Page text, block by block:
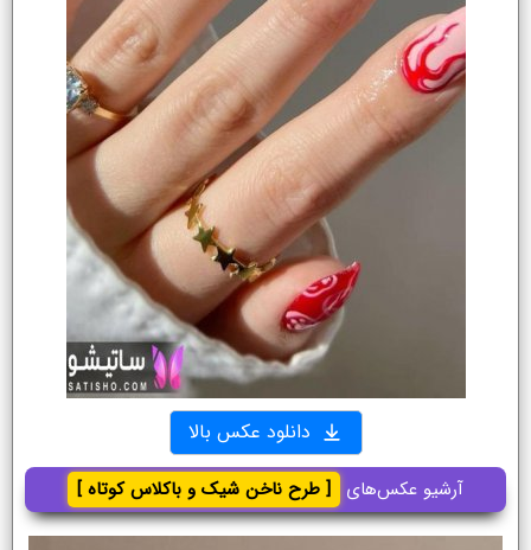
دانلود عکس بالا
آرشیو عکس‌های [ طرح ناخن شیک و باکلاس کوتاه ]